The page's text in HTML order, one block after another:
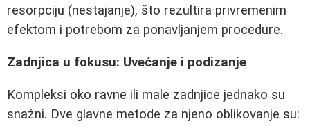
resorpciju (nestajanje), što rezultira privremenim
efektom i potrebom za ponavljanjem procedure.
Zadnjica u fokusu: Uvećanje i podizanje
Kompleksi oko ravne ili male zadnjice jednako su
snažni. Dve glavne metode za njeno oblikovanje su: